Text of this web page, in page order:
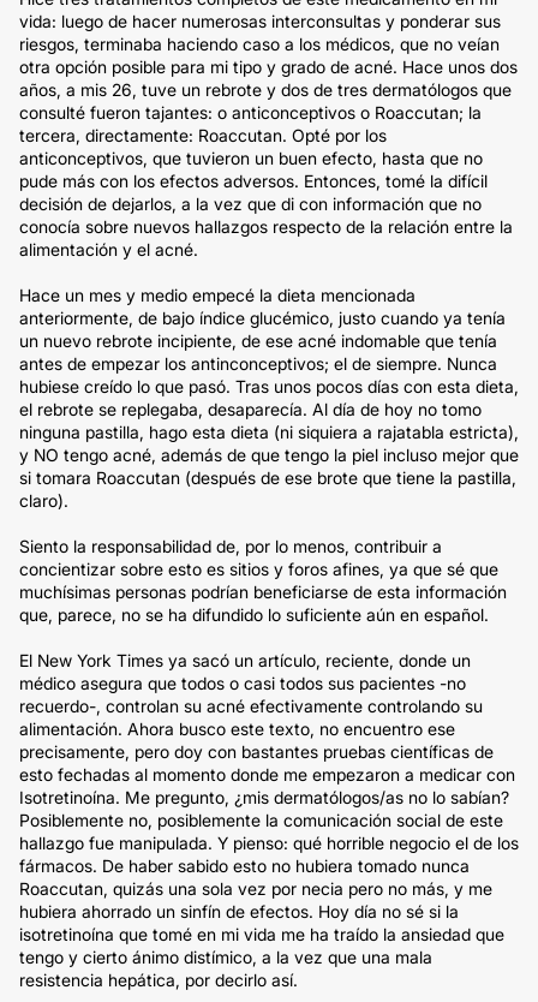
vida: luego de hacer numerosas interconsultas y ponderar sus
riesgos, terminaba haciendo caso a los médicos, que no veían
otra opción posible para mi tipo y grado de acné. Hace unos dos
años, a mis 26, tuve un rebrote y dos de tres dermatólogos que
consulté fueron tajantes: o anticonceptivos o Roaccutan; la
tercera, directamente: Roaccutan. Opté por los
anticonceptivos, que tuvieron un buen efecto, hasta que no
pude más con los efectos adversos. Entonces, tomé la difícil
decisión de dejarlos, a la vez que di con información que no
conocía sobre nuevos hallazgos respecto de la relación entre la
alimentación y el acné.
Hace un mes y medio empecé la dieta mencionada
anteriormente, de bajo índice glucémico, justo cuando ya tenía
un nuevo rebrote incipiente, de ese acné indomable que tenía
antes de empezar los antinconceptivos; el de siempre. Nunca
hubiese creído lo que pasó. Tras unos pocos días con esta dieta,
el rebrote se replegaba, desaparecía. Al día de hoy no tomo
ninguna pastilla, hago esta dieta (ni siquiera a rajatabla estricta),
y NO tengo acné, además de que tengo la piel incluso mejor que
si tomara Roaccutan (después de ese brote que tiene la pastilla,
claro).
Siento la responsabilidad de, por lo menos, contribuir a
concientizar sobre esto es sitios y foros afines, ya que sé que
muchísimas personas podrían beneficiarse de esta información
que, parece, no se ha difundido lo suficiente aún en español.
El New York Times ya sacó un artículo, reciente, donde un
médico asegura que todos o casi todos sus pacientes -no
recuerdo-, controlan su acné efectivamente controlando su
alimentación. Ahora busco este texto, no encuentro ese
precisamente, pero doy con bastantes pruebas científicas de
esto fechadas al momento donde me empezaron a medicar con
Isotretinoína. Me pregunto, ¿mis dermatólogos/as no lo sabían?
Posiblemente no, posiblemente la comunicación social de este
hallazgo fue manipulada. Y pienso: qué horrible negocio el de los
fármacos. De haber sabido esto no hubiera tomado nunca
Roaccutan, quizás una sola vez por necia pero no más, y me
hubiera ahorrado un sinfín de efectos. Hoy día no sé si la
isotretinoína que tomé en mi vida me ha traído la ansiedad que
tengo y cierto ánimo distímico, a la vez que una mala
resistencia hepática, por decirlo así.